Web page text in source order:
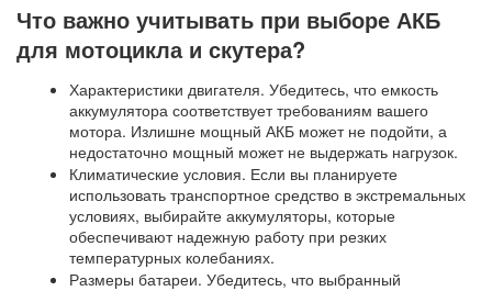
Что важно учитывать при выборе АКБ
для мотоциклаи скутера?
Характеристики двигателя. Убедитесь, что емкость
аккумулятора соответствует требованиям вашего
мотора. Излишне мощный АКБ может не подойти, а
недостаточно мощный может не выдержать нагрузок.
Климатические условия. Если вы планируете
использовать транспортное средство в экстремальных
условиях, выбирайте аккумуляторы, которые
обеспечивают надежную работу при резких
температурных колебаниях.
Размеры батареи. Убедитесь, что выбранный